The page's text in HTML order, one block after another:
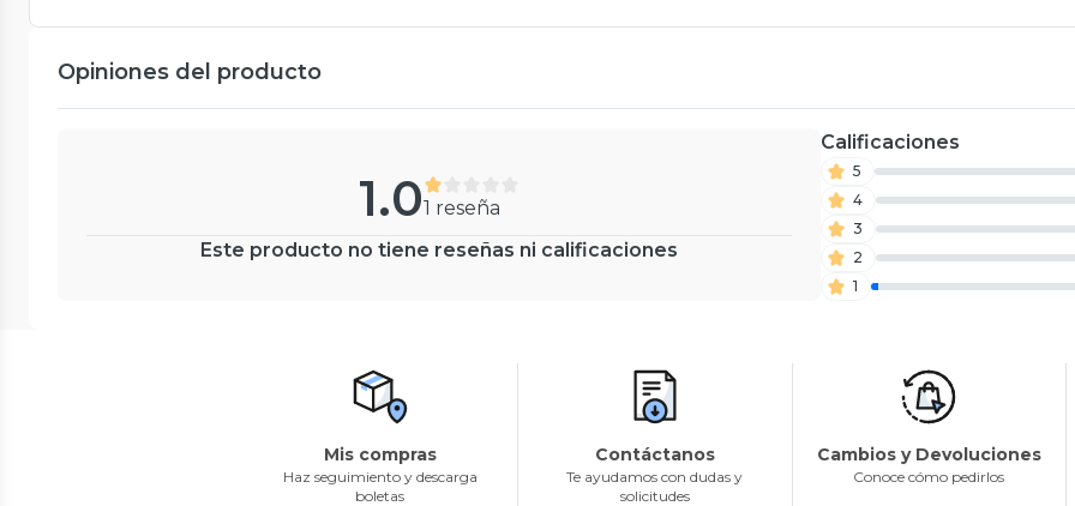
Opiniones del producto
1.01 reseña
Este producto no tiene reseñas ni calificaciones
Calificaciones
5
4
3
2
1
Mis compras
Haz seguimiento y descarga
boletas
Contáctanos
Te ayudamos con dudas y
solicitudes
Cambios y Devoluciones
Conoce cómo pedirlos